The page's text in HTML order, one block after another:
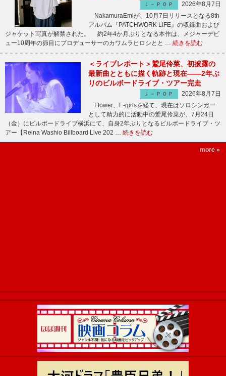
Ｊ－ＰＯＰ
2026年8月7日
NakamuraEmiが、10月7日リリースとなる8th
アルバム『PATCHWORK LIFE』の収録曲および
ジャケット写真が解禁された。 約2年4か月ぶりとなる本作は、メジャーデビ
ュー10周年の節目にプロデューサーのカワムラヒロシとと … 続きを読む
＜ライブレポート＞鷲尾伶菜、初披露の
最新曲とともに描く軌跡と現在――2年ぶ
りのビルボードライブ・ツアー完走
Ｊ－ＰＯＰ
2026年8月7日
Flower、E-girlsを経て、現在はソロシンガー
として精力的に活動中の鷲尾伶菜が、7月24日
（金）にビルボードライブ横浜にて、自身2年ぶりとなるビルボードライブ・ツ
アー【Reina Washio Billboard Live 202 … 続きを読む
more »